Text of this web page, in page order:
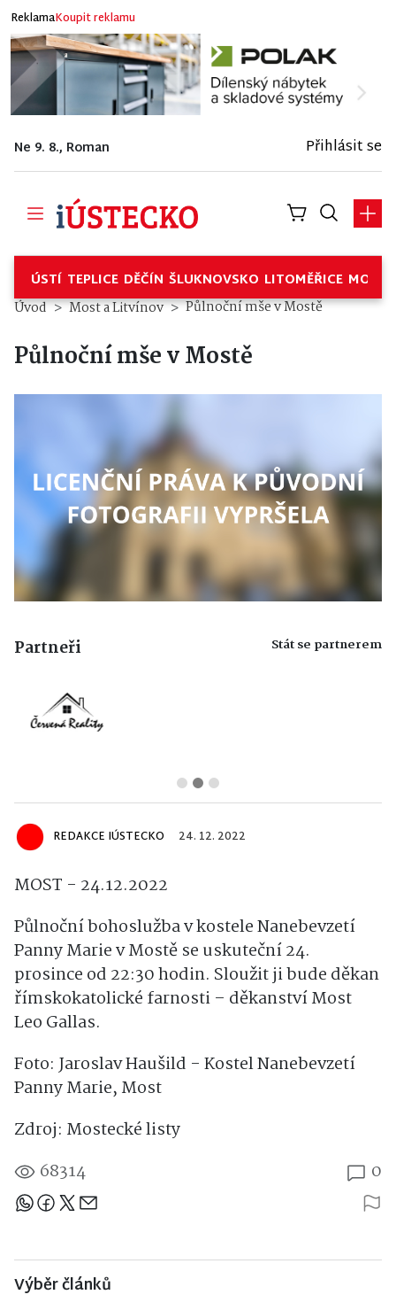
ReklamaKoupit reklamu
Ne 9. 8., Roman Přihlásit se
ÚSTÍ TEPLICE DĚČÍN ŠLUKNOVSKO LITOMĚŘICE
Úvod Most a Litvínov Půlnoční mše v Mostě
Půlnoční mše v Mostě
Partneři Stát se partnerem
REDAKCE IÚSTECKO 24. 12. 2022
MOST - 24.12.2022
Půlnoční bohoslužba v kostele Nanebevzetí
Panny Marie v Mostě se uskuteční 24.
prosince od 22:30 hodin. Sloužit ji bude děkan
římskokatolické farnosti – děkanství Most
Leo Gallas.
Foto: Jaroslav Haušild - Kostel Nanebevzetí
Panny Marie, Most
Zdroj: Mostecké listy
68314
0
Sdílejte článek
Výběr článků